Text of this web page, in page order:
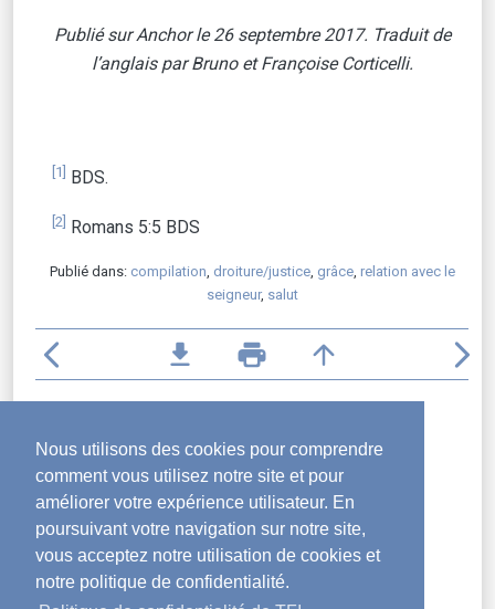
Nous utilisons des cookies pour comprendre
comment vous utilisez notre site et pour
améliorer votre expérience utilisateur. En
poursuivant votre navigation sur notre site,
vous acceptez notre utilisation de cookies et
notre politique de confidentialité.
Publié sur Anchor le 26 septembre 2017. Traduit de
l’anglais par Bruno et Françoise Corticelli.
[1] BDS.
[2] Romans 5:5 BDS
Publié dans: compilation, droiture/justice, grâce, relation avec le
seigneur, salut
arrow_back_ios file_download print arrow_upward arrow_forward_ios
L’arc-en-ciel après la pluie
Le Dieu de la Bible est amour
La Parabole du gérant malhonnête
La foi pour surmonter les épreuves
Qui tire les ficelles ?
Ressembler davantage au Christ